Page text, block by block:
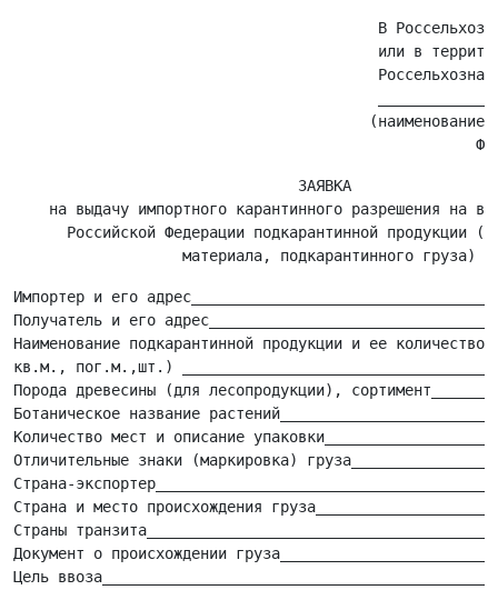
В
или в
(наименование
                                ЗАЯВКА
на выдачу импортного карантинного разрешения на
Российской Федерации подкарантинной продукции
Импортер и его
Получатель и его
Наименование подкарантинной продукции и ее
кв.м., пог.м.,шт.)
Порода древесины (для лесопродукции),
Ботаническое название
Количество мест и описание
Отличительные знаки (маркировка)
Страна-
Страна и место происхождения
Страны
Документ о происхождении
Цель